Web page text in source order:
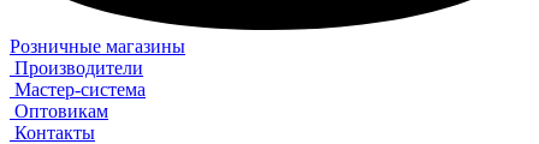
Розничные магазины
Производители
Мастер-система
Оптовикам
Контакты